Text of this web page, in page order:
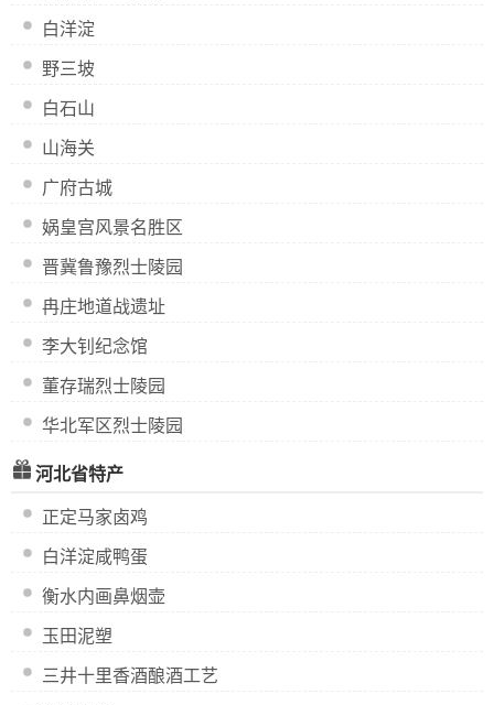
白洋淀
野三坡
白石山
山海关
广府古城
娲皇宫风景名胜区
晋冀鲁豫烈士陵园
冉庄地道战遗址
李大钊纪念馆
董存瑞烈士陵园
华北军区烈士陵园
河北省特产
正定马家卤鸡
白洋淀咸鸭蛋
衡水内画鼻烟壶
玉田泥塑
三井十里香酒酿酒工艺